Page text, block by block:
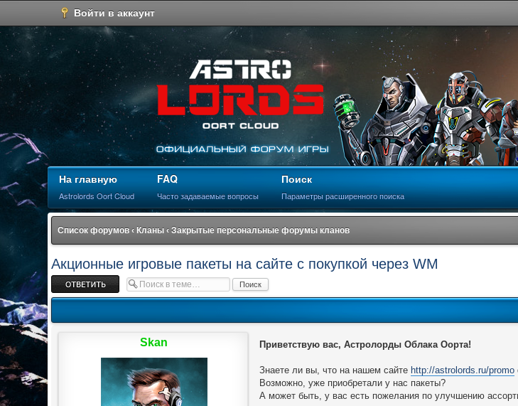
Войти в аккаунт
На главную
Astrolords Oort Cloud
FAQ
Часто задаваемые вопросы
Поиск
Параметры расширенного поиска
Список форумов ‹ Кланы ‹ Закрытые персональные форумы кланов
Акционные игровые пакеты на сайте с покупкой через WM
Ответить
Приветствую вас, Астролорды Облака Оорта!
Знаете ли вы, что на нашем сайте http://astrolords.ru/promo
Возможно, уже приобретали у нас пакеты?
А может быть, у вас есть пожелания по улучшению
Skan